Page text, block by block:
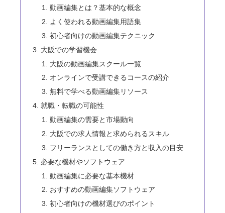
動画編集とは？基本的な概念
よく使われる動画編集用語集
初心者向けの動画編集テクニック
大阪での学習機会
大阪の動画編集スクール一覧
オンラインで受講できるコースの紹介
無料で学べる動画編集リソース
就職・転職の可能性
動画編集の需要と市場動向
大阪での求人情報と求められるスキル
フリーランスとしての働き方と収入の目安
必要な機材やソフトウェア
動画編集に必要な基本機材
おすすめの動画編集ソフトウェア
初心者向けの機材選びのポイント